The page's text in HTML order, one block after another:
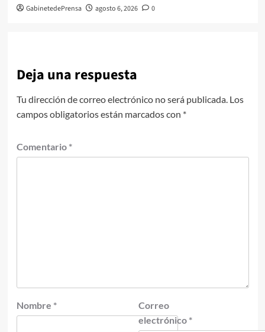
GabinetedePrensa agosto 6, 2026 0
Deja una respuesta
Tu dirección de correo electrónico no será publicada. Los
campos obligatorios están marcados con *
Comentario *
Nombre *
Correo
electrónico *